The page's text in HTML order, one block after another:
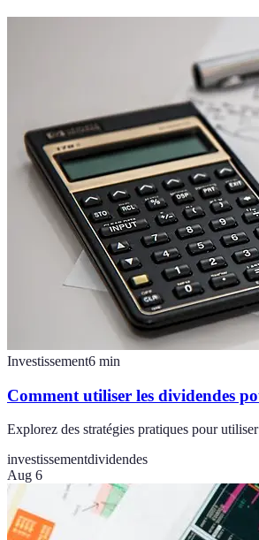
Investissement6 min
Comment utiliser les dividendes
Explorez des stratégies pratiques pour
investissementdividendes
Aug 6